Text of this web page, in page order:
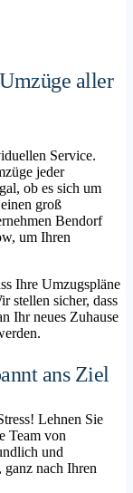
aller
Service.
jeder
ob es sich um
groß
Bendorf
um Ihren
Ihre Umzugspläne
stellen sicher, dass
Ihr neues Zuhause
ans Ziel
Lehnen Sie
Team von
und
nach Ihren